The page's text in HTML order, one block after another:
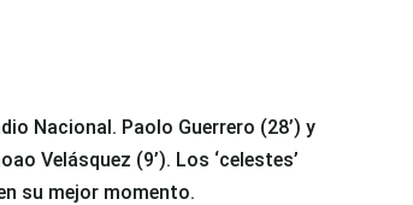
Nacional. Paolo Guerrero (28’) y
Velásquez (9’). Los ‘celestes’
su mejor momento.